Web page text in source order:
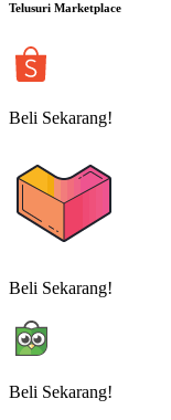
Telusuri Marketplace
Beli Sekarang!
Beli Sekarang!
Beli Sekarang!